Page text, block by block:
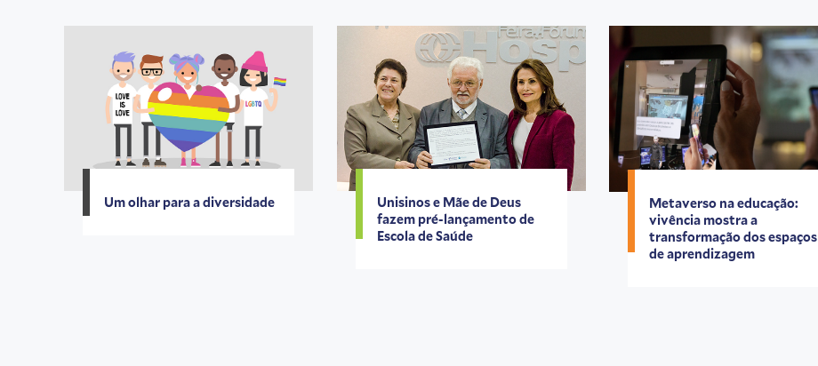
Um olhar para a diversidade
Unisinos e Mãe de Deus
fazem pré-lançamento de
Escola de Saúde
Metaverso na educação:
vivência mostra a
transformação dos espaços
de aprendizagem